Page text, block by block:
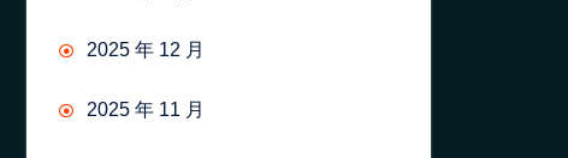
2025 年 12 月
2025 年 11 月